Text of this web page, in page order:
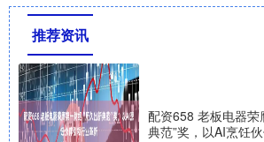
推荐资讯
配资658 老板电器荣
典范”奖，以AI烹饪